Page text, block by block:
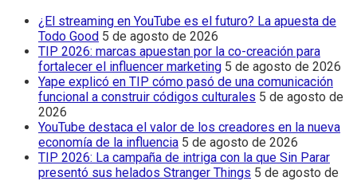
¿El streaming en YouTube es el futuro? La apuesta de
Todo Good 5 de agosto de 2026
TIP 2026: marcas apuestan por la co-creación para
fortalecer el influencer marketing 5 de agosto de 2026
Yape explicó en TIP cómo pasó de una comunicación
funcional a construir códigos culturales 5 de agosto de
2026
YouTube destaca el valor de los creadores en la nueva
economía de la influencia 5 de agosto de 2026
TIP 2026: La campaña de intriga con la que Sin Parar
presentó sus helados Stranger Things 5 de agosto de